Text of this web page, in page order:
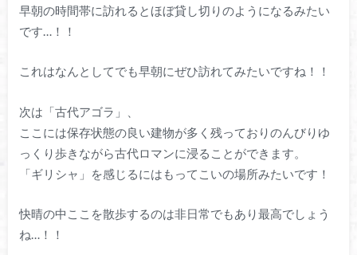
早朝の時間帯に訪れるとほぼ貸し切りのようになるみたい
です…！！
これはなんとしてでも早朝にぜひ訪れてみたいですね！！
次は「古代アゴラ」、
ここには保存状態の良い建物が多く残っておりのんびりゆ
っくり歩きながら古代ロマンに浸ることができます。
「ギリシャ」を感じるにはもってこいの場所みたいです！
快晴の中ここを散歩するのは非日常でもあり最高でしょう
ね…！！